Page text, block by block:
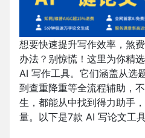
想要快速提升写作效率，煞
办法？别惊慌！这里为你精
AI 写作工具。它们涵盖从选
到查重降重等全流程辅助，
生，都能从中找到得力助手
量。以下是7款 AI 写论文工具